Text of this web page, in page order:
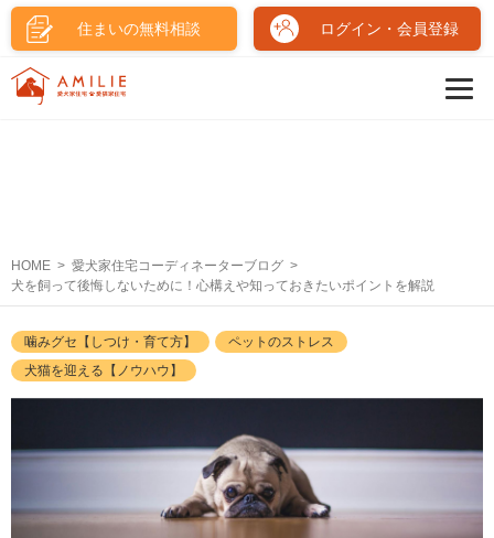
住まいの無料相談 ログイン・会員登録
HOME
愛犬家住宅コーディネーターブログ
犬を飼って後悔しないために！心構えや知っておきたいポイントを解説
噛みグセ【しつけ・育て方】
ペットのストレス
犬猫を迎える【ノウハウ】